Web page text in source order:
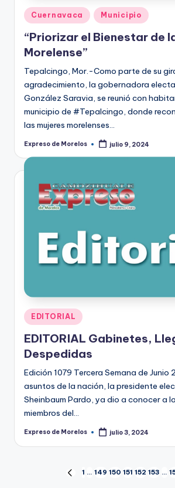
Publicado
en
Cuernavaca Municipio
“Priorizar el Bienestar de
Morelense”
Tepalcingo, Mor.-Como parte de su
agradecimiento, la gobernadora
González Saravia, se reunió con
municipio de #Tepalcingo, donde
las mujeres morelenses…
Publicado
Expreso de Morelos julio 9, 2024
Publicado
en
EDITORIAL
EDITORIAL Gabinetes,
Despedidas
Edición 1079 Tercera Semana de Junio
asuntos de la nación, la presidente
Sheinbaum Pardo, ya dio a conocer a
miembros del…
Publicado
Expreso de Morelos julio 3, 2024
Paginación
PÁGINA
1 … 149 150 151 152 153 …